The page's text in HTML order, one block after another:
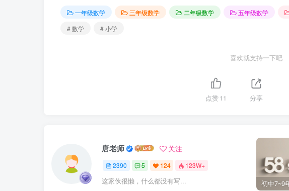
一年级数学 三年级数学 二年级数学 五年级数学
# 数学
# 小学
喜欢就支持一下吧
点赞11 分享
唐老师 关注
2390 5 124 123W+
这家伙很懒，什么都没有写...